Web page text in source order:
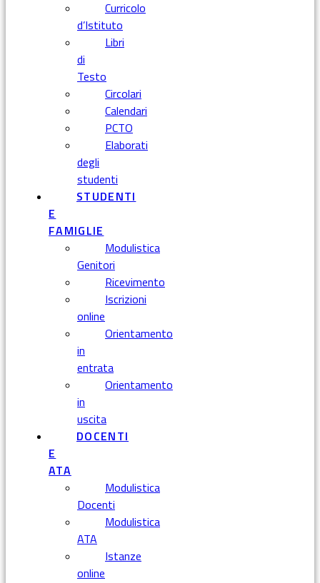
Curricolo
d’Istituto
Libri
di
Testo
Circolari
Calendari
PCTO
Elaborati
degli
studenti
STUDENTI
E
FAMIGLIE
Modulistica
Genitori
Ricevimento
Iscrizioni
online
Orientamento
in
entrata
Orientamento
in
uscita
DOCENTI
E
ATA
Modulistica
Docenti
Modulistica
ATA
Istanze
online